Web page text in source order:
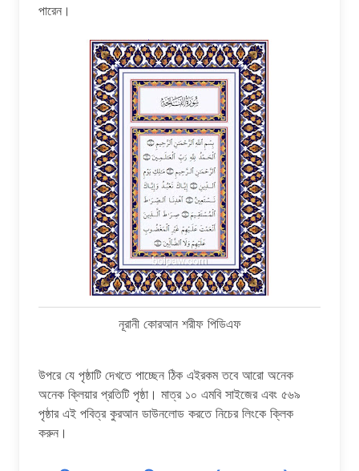
পারেন।
নূরানী কোরআন শরীফ পিডিএফ
উপরে যে পৃষ্ঠাটি দেখতে পাচ্ছেন ঠিক এইরকম তবে আরো অনেক
অনেক ক্লিয়ার প্রতিটি পৃষ্ঠা। মাত্র ১০ এমবি সাইজের এবং ৫৬৯
পৃষ্ঠার এই পবিত্র কুরআন ডাউনলোড করতে নিচের লিংকে ক্লিক
করুন।